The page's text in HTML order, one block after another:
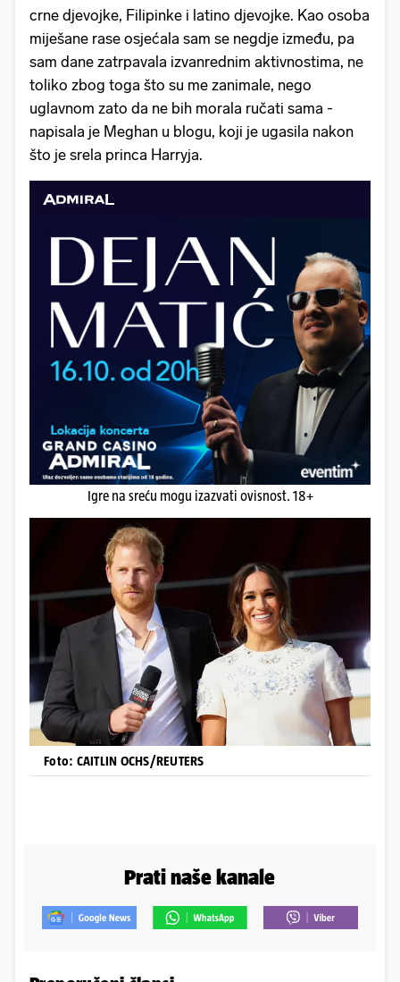
crne djevojke, Filipinke i latino djevojke. Kao osoba
miješane rase osjećala sam se negdje između, pa
sam dane zatrpavala izvanrednim aktivnostima, ne
toliko zbog toga što su me zanimale, nego
uglavnom zato da ne bih morala ručati sama -
napisala je Meghan u blogu, koji je ugasila nakon
što je srela princa Harryja.
Igre na sreću mogu izazvati ovisnost. 18+
Foto: CAITLIN OCHS/REUTERS
Prati naše kanale